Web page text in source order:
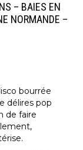
– BAIES EN
NORMANDE –
bourrée
délires pop
de faire